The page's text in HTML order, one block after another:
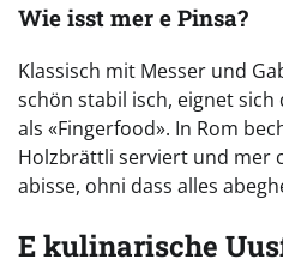
Wie isst mer e Pinsa?
Klassisch mit Messer und
schön stabil isch, eignet sich
als «Fingerfood». In Rom
Holzbrättli serviert und mer
abisse, ohni dass alles
E kulinarische